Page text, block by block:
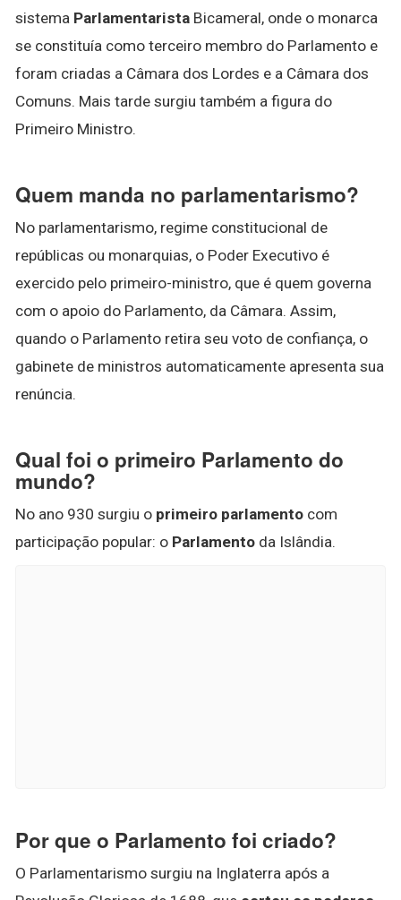
sistema Parlamentarista Bicameral, onde o monarca
se constituía como terceiro membro do Parlamento e
foram criadas a Câmara dos Lordes e a Câmara dos
Comuns. Mais tarde surgiu também a figura do
Primeiro Ministro.
Quem manda no parlamentarismo?
No parlamentarismo, regime constitucional de
repúblicas ou monarquias, o Poder Executivo é
exercido pelo primeiro-ministro, que é quem governa
com o apoio do Parlamento, da Câmara. Assim,
quando o Parlamento retira seu voto de confiança, o
gabinete de ministros automaticamente apresenta sua
renúncia.
Qual foi o primeiro Parlamento do
mundo?
No ano 930 surgiu o primeiro parlamento com
participação popular: o Parlamento da Islândia.
Por que o Parlamento foi criado?
O Parlamentarismo surgiu na Inglaterra após a